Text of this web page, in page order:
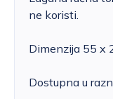
ne koristi.
Dimenzija 55 x
Dostupna u